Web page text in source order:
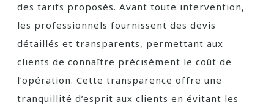
des tarifs proposés. Avant toute intervention,
les professionnels fournissent des devis
détaillés et transparents, permettant aux
clients de connaître précisément le coût de
l’opération. Cette transparence offre une
tranquillité d’esprit aux clients en évitant les